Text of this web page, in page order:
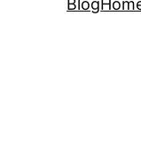
Blog